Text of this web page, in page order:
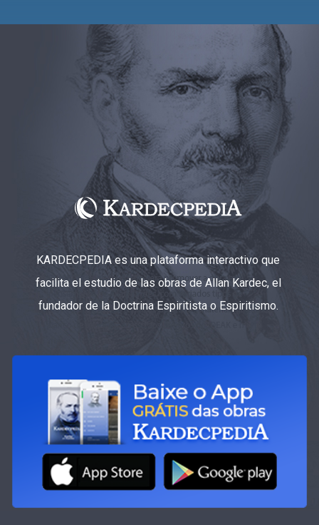
KARDECPEDIA es una plataforma interactivo que
facilita el estudio de las obras de Allan Kardec, el
fundador de la Doctrina Espiritista o Espiritismo.